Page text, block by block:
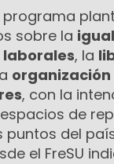
programa
sobre la
, la
organización
, con la
de
puntos del
el FreSU